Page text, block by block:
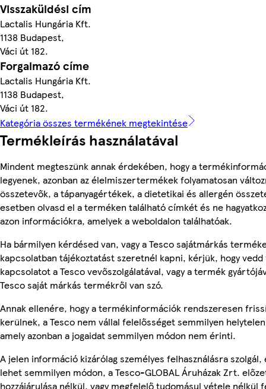
Visszaküldési cím
Lactalis Hungária Kft.
1138 Budapest,
Váci út 182.
Forgalmazó címe
Lactalis Hungária Kft.
1138 Budapest,
Váci út 182.
Kategória összes termékének megtekintése
Termékleírás használatával
Mindent megteszünk annak érdekében, hogy a
legyenek, azonban az élelmiszertermékek folyamatosan
összetevők, a tápanyagértékek, a dietetikai és allergén
esetben olvasd el a terméken található címkét és ne
azon információkra, amelyek a weboldalon találhatóak.
Ha bármilyen kérdésed van, vagy a Tesco sajátmárkás
kapcsolatban tájékoztatást szeretnél kapni, kérjük, hogy vedd
kapcsolatot a Tesco vevőszolgálatával, vagy a termék
Tesco saját márkás termékről van szó.
Annak ellenére, hogy a termékinformációk rendszeresen
kerülnek, a Tesco nem vállal felelősséget semmilyen
amely azonban a jogaidat semmilyen módon nem érinti.
A jelen információ kizárólag személyes felhasználásra szolgál,
lehet semmilyen módon, a Tesco-GLOBAL Áruházak Zrt.
hozzájárulása nélkül, vagy megfelelő tudomásul vétele nélkül